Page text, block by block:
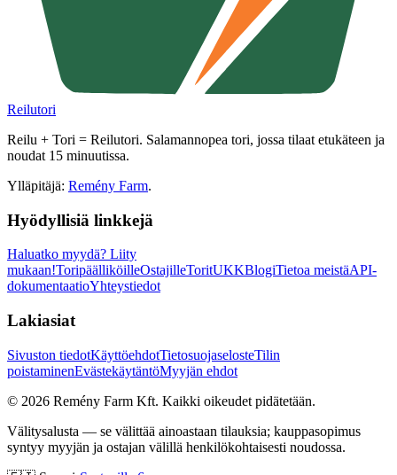
Reilutori
Reilu + Tori = Reilutori. Salamannopea tori, jossa tilaat etukäteen ja
noudat 15 minuutissa.
Ylläpitäjä: Remény Farm.
Hyödyllisiä linkkejä
Haluatko myydä? Liity
mukaan!ToripäälliköilleOstajilleToritUKKBlogiTietoa meistäAPI-
dokumentaatioYhteystiedot
Lakiasiat
Sivuston tiedotKäyttöehdotTietosuojaselosteTilin
poistaminenEvästekäytäntöMyyjän ehdot
© 2026 Remény Farm Kft. Kaikki oikeudet pidätetään.
Välitysalusta — se välittää ainoastaan tilauksia; kauppasopimus
syntyy myyjän ja ostajan välillä henkilökohtaisesti noudossa.